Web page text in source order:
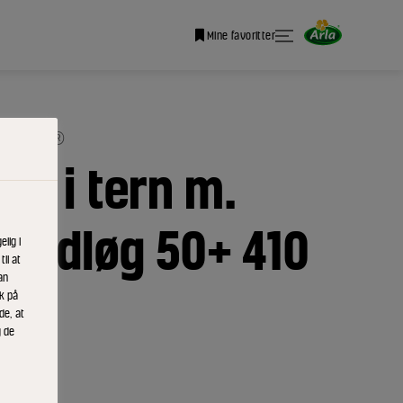
Mine favoritter
i tern m.
50+ 410
i
til at
på
at
de